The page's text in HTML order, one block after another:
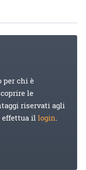
per chi è
le
riservati agli
effettua illogin.